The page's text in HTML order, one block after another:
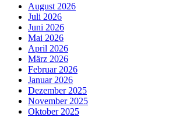
August 2026
Juli 2026
Juni 2026
Mai 2026
April 2026
März 2026
Februar 2026
Januar 2026
Dezember 2025
November 2025
Oktober 2025